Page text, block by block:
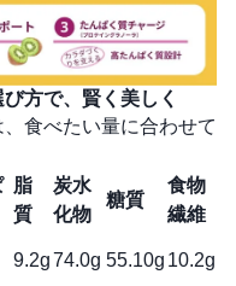
方で、賢く美しく
食べたい量に合わせて
脂
質
炭水
化物
糖質
食物
繊維
9.2g74.0g 55.10g 10.2g